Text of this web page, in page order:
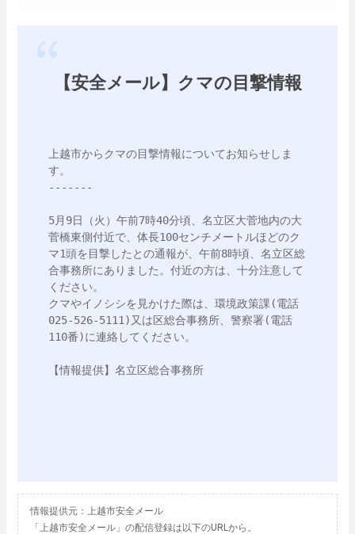
【安全メール】クマの目撃情報
上越市からクマの目撃情報についてお知らせしま
す。
-------
5月9日（火）午前7時40分頃、名立区大菅地内の大
菅橋東側付近で、体長100センチメートルほどのク
マ1頭を目撃したとの通報が、午前8時頃、名立区総
合事務所にありました。付近の方は、十分注意して
ください。
クマやイノシシを見かけた際は、環境政策課(電話
025-526-5111)又は区総合事務所、警察署(電話
110番)に連絡してください。
【情報提供】名立区総合事務所
情報提供元：上越市安全メール
「上越市安全メール」の配信登録は以下のURLから。